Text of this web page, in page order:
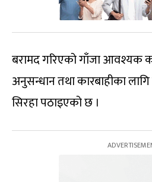
बरामद गरिएको गाँजा आवश्यक
अनुसन्धान तथा कारबाहीका लागि
सिरहा पठाइएको छ ।